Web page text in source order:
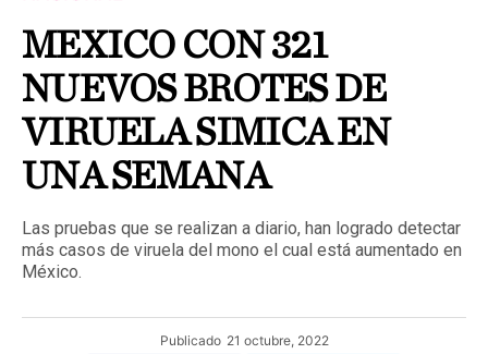
MEXICO CON 321
NUEVOS BROTES DE
VIRUELA SIMICA EN
UNA SEMANA
Las pruebas que se realizan a diario, han logrado detectar
más casos de viruela del mono el cual está aumentado en
México.
Publicado 21 octubre, 2022